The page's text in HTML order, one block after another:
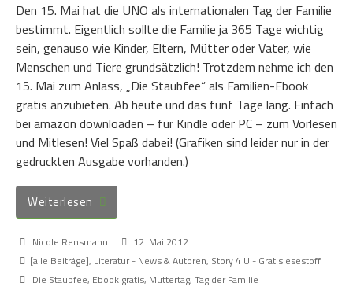
Den 15. Mai hat die UNO als internationalen Tag der Familie
bestimmt. Eigentlich sollte die Familie ja 365 Tage wichtig
sein, genauso wie Kinder, Eltern, Mütter oder Vater, wie
Menschen und Tiere grundsätzlich! Trotzdem nehme ich den
15. Mai zum Anlass, „Die Staubfee“ als Familien-Ebook
gratis anzubieten. Ab heute und das fünf Tage lang. Einfach
bei amazon downloaden – für Kindle oder PC – zum Vorlesen
und Mitlesen! Viel Spaß dabei! (Grafiken sind leider nur in der
gedruckten Ausgabe vorhanden.)
Weiterlesen
Nicole Rensmann
12. Mai 2012
[alle Beiträge], Literatur - News & Autoren, Story 4 U - Gratislesestoff
Die Staubfee, Ebook gratis, Muttertag, Tag der Familie